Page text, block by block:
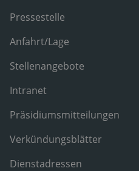
Pressestelle
Anfahrt/Lage
Stellenangebote
Intranet
Präsidiumsmitteilungen
Verkündungsblätter
Dienstadressen